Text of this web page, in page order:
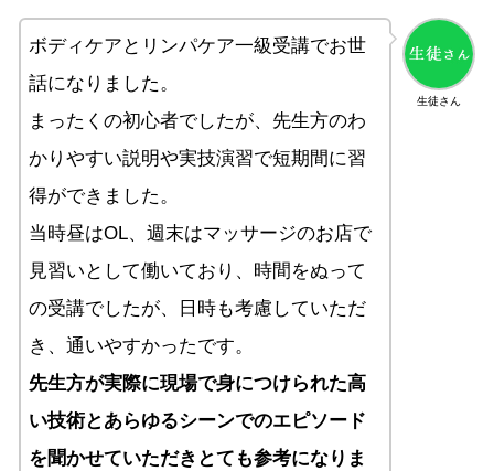
生徒さん
ボディケアとリンパケア一級受講でお世
話になりました。
まったくの初心者でしたが、先生方のわ
かりやすい説明や実技演習で短期間に習
得ができました。
当時昼はOL、週末はマッサージのお店で
見習いとして働いており、時間をぬって
の受講でしたが、日時も考慮していただ
き、通いやすかったです。
先生方が実際に現場で身につけられた高
い技術とあらゆるシーンでのエピソード
を聞かせていただきとても参考になりま